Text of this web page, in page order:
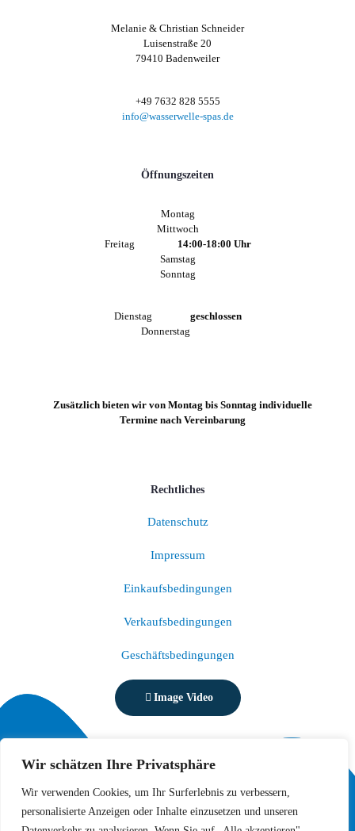
Wir schätzen Ihre Privatsphäre
Wir verwenden Cookies, um Ihr Surferlebnis zu verbessern,
personalisierte Anzeigen oder Inhalte einzusetzen und unseren
Melanie & Christian Schneider
Luisenstraße 20
79410 Badenweiler
+49 7632 828 5555
info@wasserwelle-spas.de
Öffnungszeiten
Montag
Mittwoch
Freitag 14:00-18:00 Uhr
Samstag
Sonntag
Dienstag geschlossen
Donnerstag
Zusätzlich bieten wir von Montag bis Sonntag individuelle
Termine nach Vereinbarung
Rechtliches
Datenschutz
Impressum
Einkaufsbedingungen
Verkaufsbedingungen
Geschäftsbedingungen
Image Video